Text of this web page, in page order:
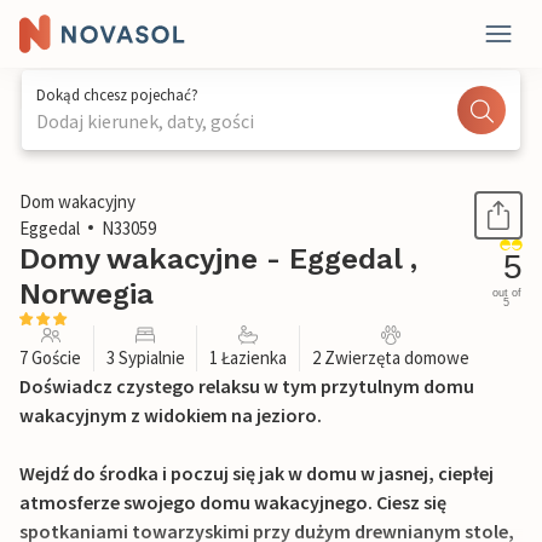
Dokąd chcesz pojechać?
Dodaj kierunek, daty, gości
1 / 20
Dom wakacyjny
Eggedal
N33059
Domy wakacyjne - Eggedal ,
Norwegia
5
out of
5
7 Goście 3 Sypialnie 1 Łazienka 2 Zwierzęta domowe
Doświadcz czystego relaksu w tym przytulnym domu
wakacyjnym z widokiem na jezioro.
Wejdź do środka i poczuj się jak w domu w jasnej, ciepłej
atmosferze swojego domu wakacyjnego. Ciesz się
spotkaniami towarzyskimi przy dużym drewnianym stole,